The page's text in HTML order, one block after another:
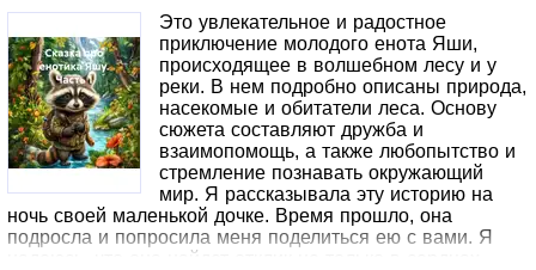
Это увлекательное и радостное
приключение молодого енота Яши,
происходящее в волшебном лесу и у
реки. В нем подробно описаны природа,
насекомые и обитатели леса. Основу
сюжета составляют дружба и
взаимопомощь, а также любопытство и
стремление познавать окружающий
мир. Я рассказывала эту историю на
ночь своей маленькой дочке. Время прошло, она
подросла и попросила меня поделиться ею с вами. Я
надеюсь, что она найдет отклик не только в сердцах